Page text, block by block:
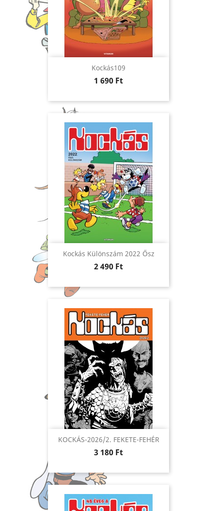
Kockás109
Ár
1 690 Ft
Kockás Különszám 2022 Ősz
Ár
2 490 Ft
KOCKÁS-2026/2. FEKETE-FEHÉR
Ár
3 180 Ft